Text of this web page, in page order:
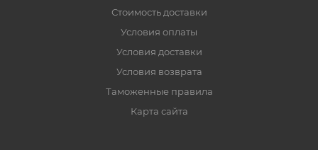
Стоимость доставки
Условия оплаты
Условия доставки
Условия возврата
Таможенные правила
Карта сайта